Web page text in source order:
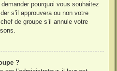
pourquoi vous souhaitez
s’il approuvera ou non votre
de groupe s’il annule votre
?